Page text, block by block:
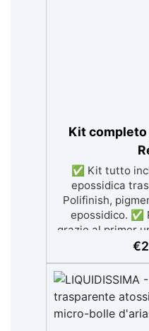
Kit
✅ Kit tutto
epossidica
Polifinish,
epossidico. ✅
grazie al primer
sia su
applicare: Video
3 semplici
della superficie
antigraffio. ✅
€